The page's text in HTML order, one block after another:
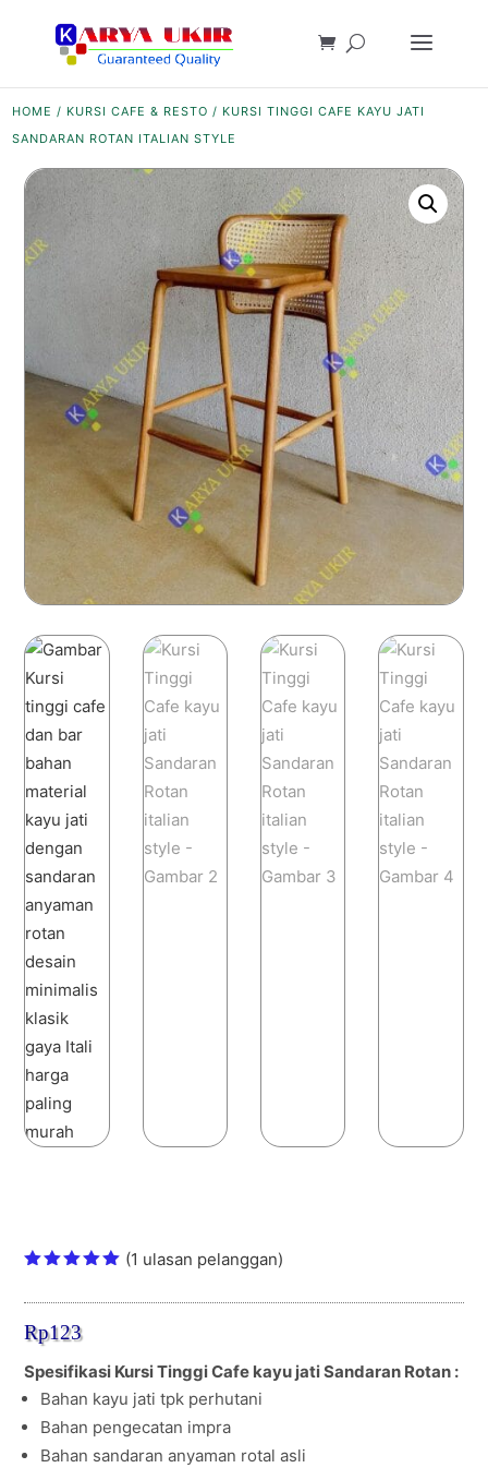
HOME / KURSI CAFE & RESTO / KURSI TINGGI CAFE KAYU JATI
SANDARAN ROTAN ITALIAN STYLE
berdasark
an
penilaian
pelanggan
(1 ulasan pelanggan)
Rp123
Spesifikasi Kursi Tinggi Cafe kayu jati Sandaran Rotan :
Bahan kayu jati tpk perhutani
Bahan pengecatan impra
Bahan sandaran anyaman rotal asli